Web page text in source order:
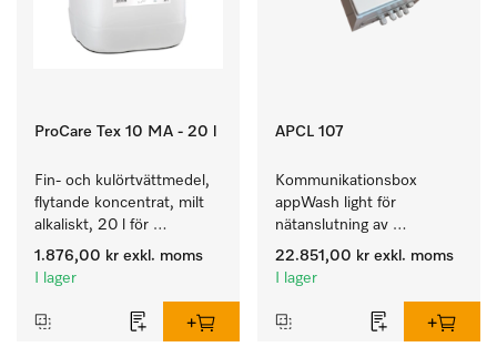
ProCare Tex 10 MA - 20 l
Fin- och kulörtvättmedel,
flytande koncentrat, milt
alkaliskt, 20 l för
rengöring av kulörtvätt
och ömtåliga textilier.
1.876,00 kr exkl. moms
I lager
APCL 107
Kommunikationsbox
appWash light för
nätanslutning av
tvättmaskiner/torktumlare
m appWash Services PAY
22.851,00 kr exkl. moms
I lager